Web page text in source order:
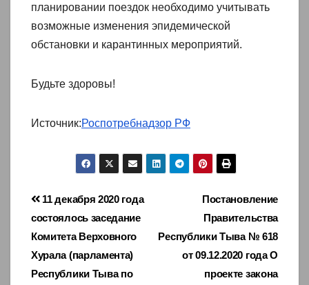
планировании поездок необходимо учитывать
возможные изменения эпидемической
обстановки и карантинных мероприятий.
Будьте здоровы!
Источник:Роспотребнадзор РФ
Навигация
по
записям
Постановление
Правительства
Республики Тыва № 618
от 09.12.2020 года О
проекте закона
11 декабря 2020 года
состоялось заседание
Комитета Верховного
Хурала (парламента)
Республики Тыва по